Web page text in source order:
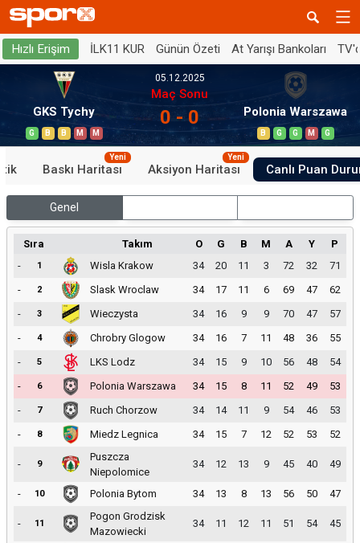
Hızlı Erişim İLK11 KUR Günün Özeti At Yarışı Bankoları
GKS Tychy
G B B M M
05.12.2025
Maç Sonu
0 - 0 Polonia Warszawa
B G G M G
Baskı Haritası
Yeni
Aksiyon Haritası
Yeni
Canlı Puan
Genel
Sıra Takım O G B M A Y
P
-
1 Wisla Krakow 34 20 11 3 72 32
71
-
2 Slask Wroclaw 34 17 11 6 69 47
62
-
3 Wieczysta 34 16 9 9 70 47
57
-
4 Chrobry Glogow 34 16 7 11 48 36
55
-
5 LKS Lodz 34 15 9 10 56 48
54
-
6 Polonia Warszawa 34 15 8 11 52 49
53
-
7 Ruch Chorzow 34 14 11 9 54 46
53
-
8 Miedz Legnica 34 15 7 12 52 53 52
- 9
Puszcza
Niepolomice
34 12 13 9 45 40 49
- 10 Polonia Bytom 34 13 8 13 56 50 47
- 11
Pogon Grodzisk
Mazowiecki
34 11 12 11 51 54 45